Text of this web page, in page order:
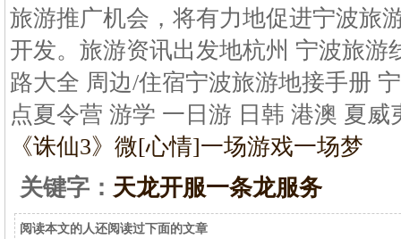
旅游推广机会，将有力地促进宁波旅
开发。旅游资讯出发地杭州 宁波旅游
路大全 周边/住宿宁波旅游地接手册
点夏令营 游学 一日游 日韩 港澳 夏威
《诛仙3》微[心情]一场游戏一场梦
关键字： 天龙开服一条龙服务
阅读本文的人还阅读过下面的文章